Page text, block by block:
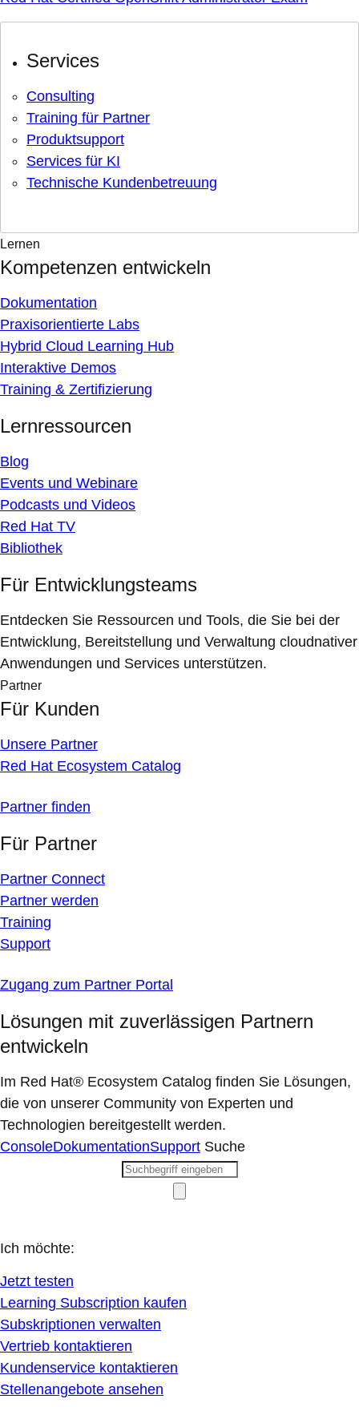
Services
Consulting
Training für Partner
Produktsupport
Services für KI
Technische Kundenbetreuung
Lernen
Kompetenzen entwickeln
Dokumentation
Praxisorientierte Labs
Hybrid Cloud Learning Hub
Interaktive Demos
Training & Zertifizierung
Lernressourcen
Blog
Events und Webinare
Podcasts und Videos
Red Hat TV
Bibliothek
Für Entwicklungsteams
Entdecken Sie Ressourcen und Tools, die Sie bei der
Entwicklung, Bereitstellung und Verwaltung cloudnativer
Anwendungen und Services unterstützen.
Partner
Für Kunden
Unsere Partner
Red Hat Ecosystem Catalog
Partner finden
Für Partner
Partner Connect
Partner werden
Training
Support
Zugang zum Partner Portal
Lösungen mit zuverlässigen Partnern
entwickeln
Im Red Hat® Ecosystem Catalog finden Sie Lösungen,
die von unserer Community von Experten und
Technologien bereitgestellt werden.
ConsoleDokumentationSupport Suche
Ich möchte:
Jetzt testen
Learning Subscription kaufen
Subskriptionen verwalten
Vertrieb kontaktieren
Kundenservice kontaktieren
Stellenangebote ansehen